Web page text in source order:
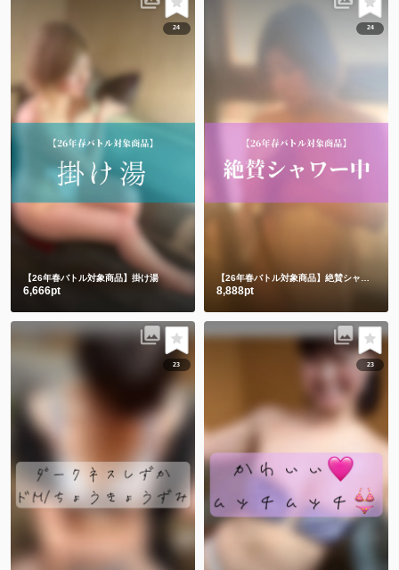
24
【26年春バトル対象商品】掛け湯
6,666pt
24
【26年春バトル対象商品】絶賛シャワー中。。。
8,888pt
23 23